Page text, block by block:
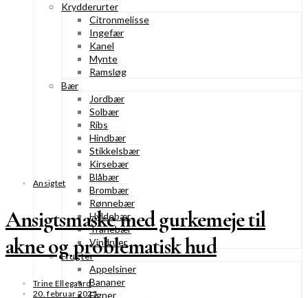
Krydderurter
Citronmelisse
Ingefær
Kanel
Mynte
Ramsløg
Bær
Jordbær
Solbær
Ribs
Hindbær
Stikkelsbær
Kirsebær
Blåbær
Brombær
Rønnebær
Hyldebær
Tranebær
Vindruer
Frugter
Appelsiner
Bananer
Figner
Ansigtet
Ansigtsmaske med gurkemeje til
akne og problematisk hud
Trine Ellegaard
20. februar 2025